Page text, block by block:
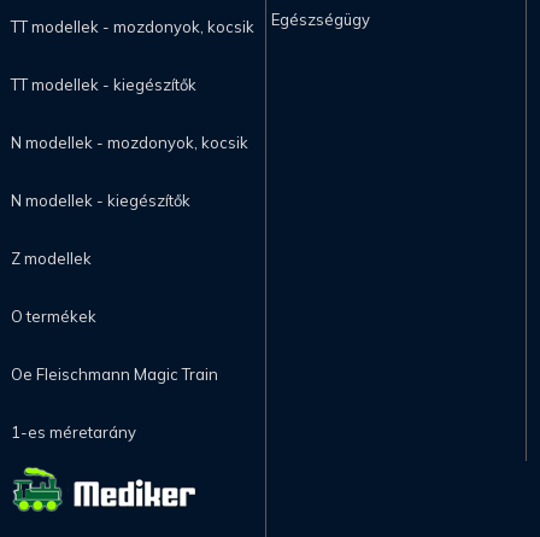
TT modellek - mozdonyok, kocsik
TT modellek - kiegészítők
N modellek - mozdonyok, kocsik
N modellek - kiegészítők
Z modellek
O termékek
Oe Fleischmann Magic Train
1-es méretarány
Egészségügy